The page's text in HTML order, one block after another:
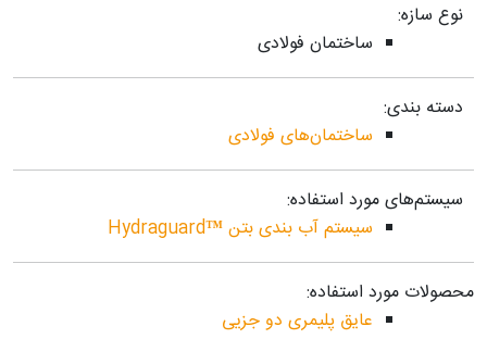
نوع سازه:
ساختمان فولادی
دسته بندی:
ساختمان‌های فولادی
سیستم‌های مورد استفاده:
سیستم آب بندی بتن ™Hydraguard
محصولات مورد استفاده:
عایق پلیمری دو جزیی